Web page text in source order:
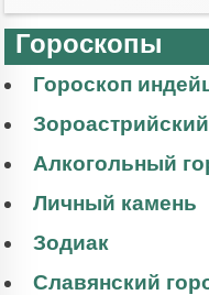
Гороскопы
Гороскоп
Алкогольный
Личный камень
Зодиак
Славянский